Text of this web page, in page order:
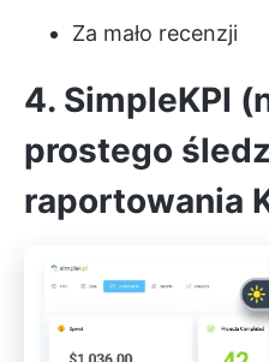
Za mało recenzji
4. SimpleKPI
prostego
raportowania